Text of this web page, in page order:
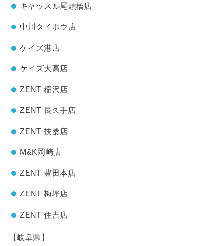
キャッスル尾頭橋店
中川タイホウ店
ケイズ港店
ケイズ大高店
ZENT 稲沢店
ZENT 長久手店
ZENT 扶桑店
M&K岡崎店
ZENT 豊田本店
ZENT 梅坪店
ZENT 住吉店
【岐阜県】